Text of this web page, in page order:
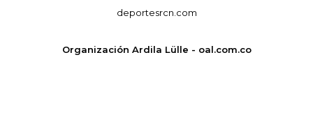
deportesrcn.com
Organización Ardila Lülle - oal.com.co